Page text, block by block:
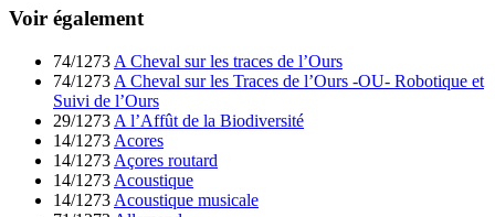
Voir également
74/1273 A Cheval sur les traces de l’Ours
74/1273 A Cheval sur les Traces de l’Ours -OU- Robotique et
Suivi de l’Ours
29/1273 A l’Affût de la Biodiversité
14/1273 Acores
14/1273 Açores routard
14/1273 Acoustique
14/1273 Acoustique musicale